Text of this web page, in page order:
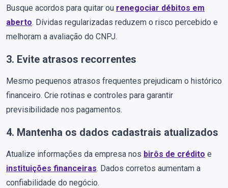
Busque acordos para quitar ou renegociar débitos em
aberto. Dívidas regularizadas reduzem o risco percebido e
melhoram a avaliação do CNPJ.
3. Evite atrasos recorrentes
Mesmo pequenos atrasos frequentes prejudicam o histórico
financeiro. Crie rotinas e controles para garantir
previsibilidade nos pagamentos.
4. Mantenha os dados cadastrais atualizados
Atualize informações da empresa nos birôs de crédito e
instituições financeiras. Dados corretos aumentam a
confiabilidade do negócio.